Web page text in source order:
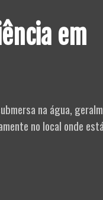
em
na água,
no local onde